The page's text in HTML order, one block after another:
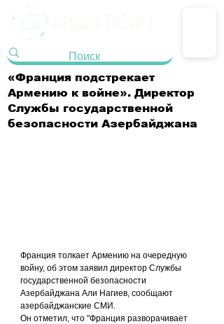
«Франция подстрекает
Армению к войне». Директор
Службы государственной
безопасности Азербайджана
Франция толкает Армению на очередную
войну, об этом заявил директор Службы
государственной безопасности
Азербайджана Али Нагиев, сообщают
азербайджанские СМИ.
Он отметил, что "Франция разворачивает